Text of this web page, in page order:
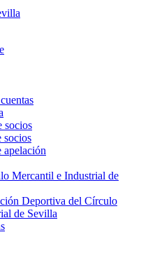
socios
socios
apelación
Mercantil e Industrial de
Deportiva del Círculo
de Sevilla